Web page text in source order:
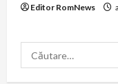
Editor RomNews
Caută
după: